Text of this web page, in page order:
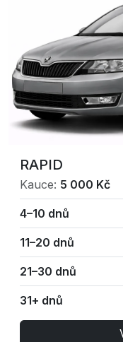
RAPID
Kauce: 5 000 Kč
4–10 dnů
11–20 dnů
21–30 dnů
31+ dnů